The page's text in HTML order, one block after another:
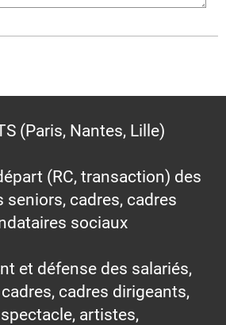
(Paris, Nantes, Lille)
(RC, transaction) des
seniors, cadres, cadres
sociaux
et défense des salariés,
cadres dirigeants,
artistes,